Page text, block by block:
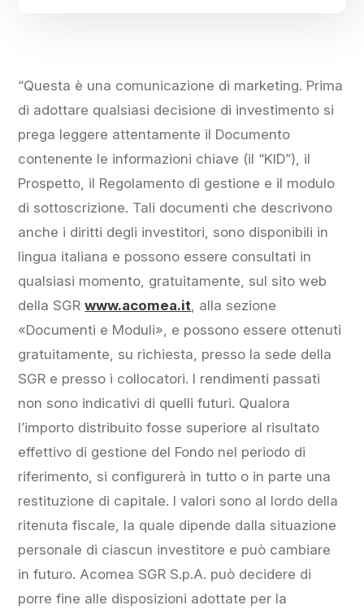
“Questa è una comunicazione di marketing. Prima
di adottare qualsiasi decisione di investimento si
prega leggere attentamente il Documento
contenente le informazioni chiave (il “KID”), il
Prospetto, il Regolamento di gestione e il modulo
di sottoscrizione. Tali documenti che descrivono
anche i diritti degli investitori, sono disponibili in
lingua italiana e possono essere consultati in
qualsiasi momento, gratuitamente, sul sito web
della SGRwww.acomea.it, alla sezione
«Documenti e Moduli», e possono essere ottenuti
gratuitamente, su richiesta, presso la sede della
SGR e presso i collocatori. I rendimenti passati
non sono indicativi di quelli futuri. Qualora
l’importo distribuito fosse superiore al risultato
effettivo di gestione del Fondo nel periodo di
riferimento, si configurerà in tutto o in parte una
restituzione di capitale. I valori sono al lordo della
ritenuta fiscale, la quale dipende dalla situazione
personale di ciascun investitore e può cambiare
in futuro. Acomea SGR S.p.A. può decidere di
porre fine alle disposizioni adottate per la